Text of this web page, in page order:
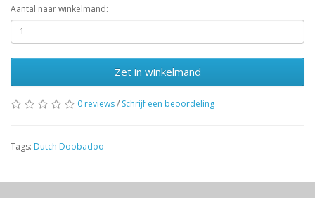
Aantal naar winkelmand:
Zet in winkelmand
0 reviews/ Schrijf een beoordeling
Tags: Dutch Doobadoo